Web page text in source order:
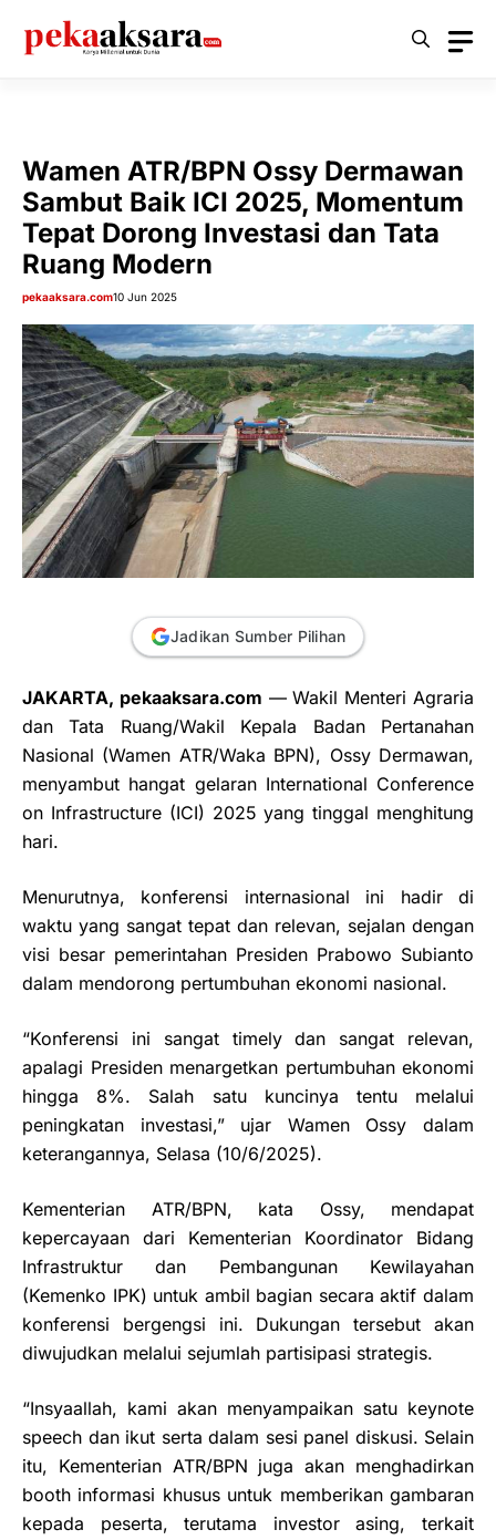
Wamen ATR/BPN Ossy Dermawan
Sambut Baik ICI 2025, Momentum
Tepat Dorong Investasi dan Tata
Ruang Modern
pekaaksara.com10 Jun 2025
Jadikan Sumber Pilihan
JAKARTA, pekaaksara.com — Wakil Menteri Agraria
dan Tata Ruang/Wakil Kepala Badan Pertanahan
Nasional (Wamen ATR/Waka BPN), Ossy Dermawan,
menyambut hangat gelaran International Conference
on Infrastructure (ICI) 2025 yang tinggal menghitung
hari.
Menurutnya, konferensi internasional ini hadir di
waktu yang sangat tepat dan relevan, sejalan dengan
visi besar pemerintahan Presiden Prabowo Subianto
dalam mendorong pertumbuhan ekonomi nasional.
“Konferensi ini sangat timely dan sangat relevan,
apalagi Presiden menargetkan pertumbuhan ekonomi
hingga 8%. Salah satu kuncinya tentu melalui
peningkatan investasi,” ujar Wamen Ossy dalam
keterangannya, Selasa (10/6/2025).
Kementerian ATR/BPN, kata Ossy, mendapat
kepercayaan dari Kementerian Koordinator Bidang
Infrastruktur dan Pembangunan Kewilayahan
(Kemenko IPK) untuk ambil bagian secara aktif dalam
konferensi bergengsi ini. Dukungan tersebut akan
diwujudkan melalui sejumlah partisipasi strategis.
“Insyaallah, kami akan menyampaikan satu keynote
speech dan ikut serta dalam sesi panel diskusi. Selain
itu, Kementerian ATR/BPN juga akan menghadirkan
booth informasi khusus untuk memberikan gambaran
kepada peserta, terutama investor asing, terkait